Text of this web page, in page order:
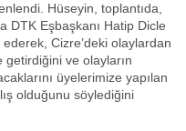
Hüseyin, toplantıda,
DTK Eşbaşkanı Hatip Dicle
ederek, Cizre’deki olaylardan
ve olayların
üyelerimize yapılan
olduğunu söylediğini